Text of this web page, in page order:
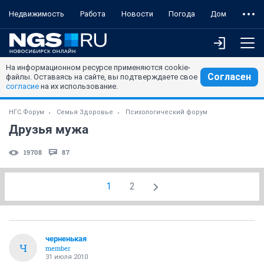
Недвижимость Работа Новости Погода Дом
На информационном ресурсе применяются cookie-
файлы. Оставаясь на сайте, вы подтверждаете свое
согласие на их использование.
Согласен
НГС.Форум Семья Здоровье Психологический форум
Друзья мужа
19708 87
1 2
Ч
черненькая
member
31 июля 2010